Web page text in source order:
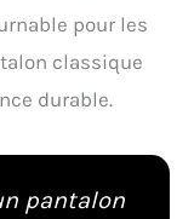
pour les
classique
durable.
pantalon